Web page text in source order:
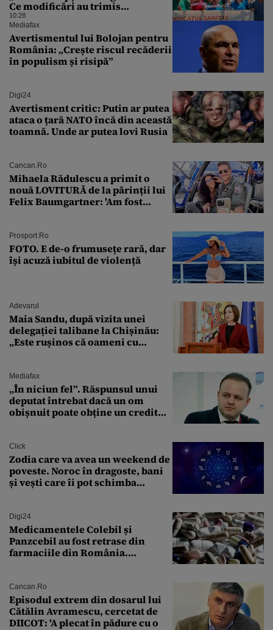
Ce modificări au trimis
Guvernului Bolojan
10:28
Mediafax
Avertismentul lui Bolojan pentru
România: „Crește riscul recăderii
în populism și risipă”
Digi24
Avertisment critic: Putin ar putea
ataca o țară NATO încă din această
toamnă. Unde ar putea lovi Rusia
Cancan.ro
Mihaela Rădulescu a primit o
nouă LOVITURĂ de la părinții lui
Felix Baumgartner: 'Am fost
Prosport.ro
FOTO. E de-o frumusețe rară, dar
își acuză iubitul de violență
Adevarul
Maia Sandu, după vizita unei
delegației talibane la Chișinău:
„Este rușinos că oameni cu
Mediafax
„În niciun fel”. Răspunsul unui
deputat întrebat dacă un om
obișnuit poate obține un credit
Click
Zodia care va avea un weekend de
poveste. Noroc în dragoste, bani
și vești care îi pot schimba
Digi24
Medicamentele Colebil și
Panzcebil au fost retrase din
farmaciile din România.
Cancan.ro
Episodul extrem din dosarul lui
Cătălin Avramescu, cercetat de
DIICOT: 'A plecat în pădure cu o